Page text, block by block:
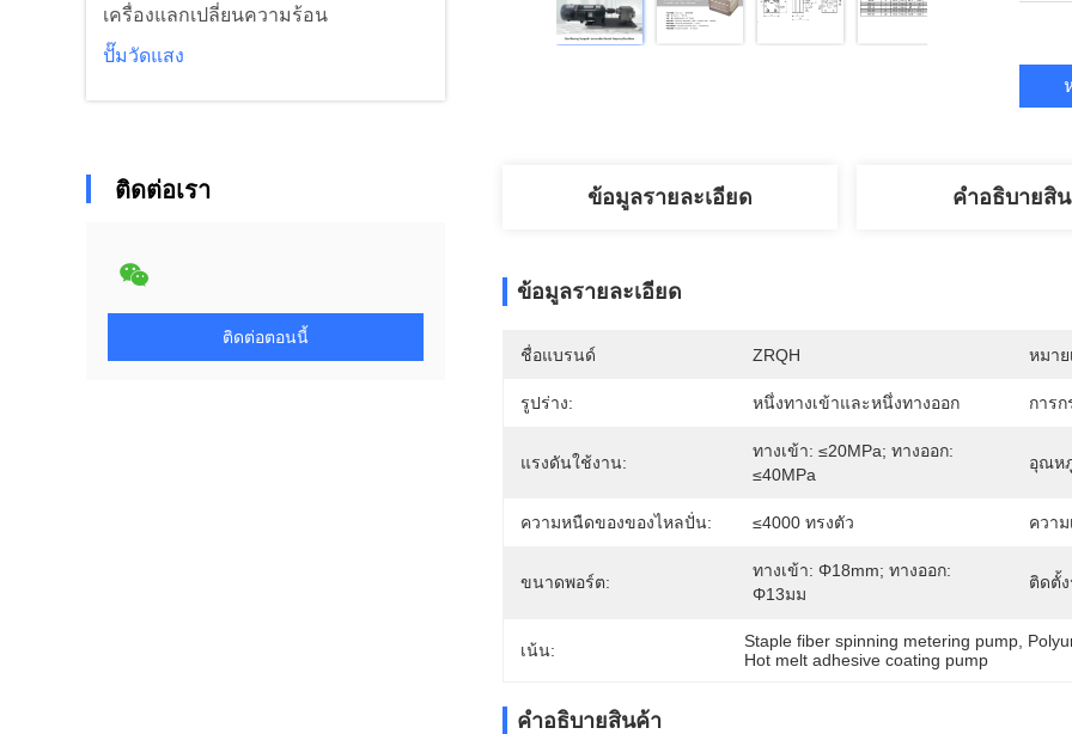
เครื่องแลกเปลี่ยนความร้อน
ปั๊มวัดแสง
ติดต่อเรา
ติดต่อตอนนี้
ข้อมูลรายละเอียด คําอธิบายสิ
ข้อมูลรายละเอียด
ชื่อแบรนด์ ZRQH หมา
รูปร่าง: หนึ่งทางเข้าและหนึ่งทางออก การ
แรงดันใช้งาน:
ทางเข้า: ≤20MPa; ทางออก:
≤40MPa
อุณห
ความหนืดของของไหลปั่น: ≤4000 ทรงตัว ควา
ขนาดพอร์ต:
ทางเข้า: Φ18mm; ทางออก:
Φ13มม
ติดตั้
เน้น: Staple fiber spinning metering pump
Hot melt adhesive coating pump
คําอธิบายสินค้า